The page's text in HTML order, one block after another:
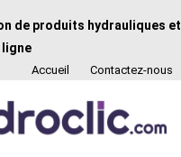
de produits hydrauliques et
ligne
Accueil Contactez-nous